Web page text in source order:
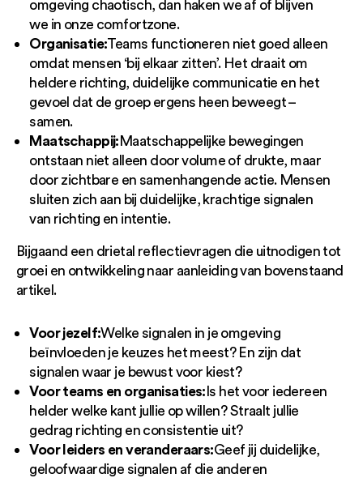
omgeving chaotisch, dan haken we af of blijven
we in onze comfortzone.
Organisatie:Teams functioneren niet goed alleen
omdat mensen ‘bij elkaar zitten’. Het draait om
heldere richting, duidelijke communicatie en het
gevoel dat de groep ergens heen beweegt –
samen.
Maatschappij:Maatschappelijke bewegingen
ontstaan niet alleen door volume of drukte, maar
door zichtbare en samenhangende actie. Mensen
sluiten zich aan bij duidelijke, krachtige signalen
van richting en intentie.
Bijgaand een drietal reflectievragen die uitnodigen tot
groei en ontwikkeling naar aanleiding van bovenstaand
artikel.
Voor jezelf:Welke signalen in je omgeving
beïnvloeden je keuzes het meest? En zijn dat
signalen waar je bewust voor kiest?
Voor teams en organisaties:Is het voor iedereen
helder welke kant jullie op willen? Straalt jullie
gedrag richting en consistentie uit?
Voor leiders en veranderaars:Geef jij duidelijke,
geloofwaardige signalen af die anderen